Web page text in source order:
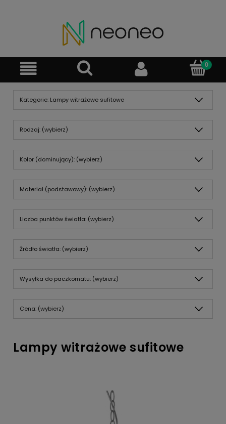
Kategorie: Lampy witrażowe sufitowe
Rodzaj: (wybierz)
Kolor (dominujący): (wybierz)
Materiał (podstawowy): (wybierz)
Liczba punktów światła: (wybierz)
Źródło światła: (wybierz)
Wysyłka do paczkomatu: (wybierz)
Cena: (wybierz)
Lampy witrażowe sufitowe